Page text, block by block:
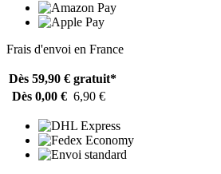
Frais d'envoi en France
Dès 59,90 € gratuit*
Dès 0,00 € 6,90 €